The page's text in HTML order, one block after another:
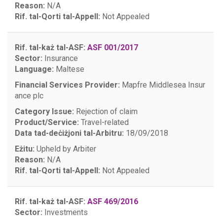
Reason: N/A
Rif. tal-Qorti tal-Appell: Not Appealed
Rif. tal-każ tal-ASF: ASF 001/2017
Sector: Insurance
Language: Maltese
Financial Services Provider: Mapfre Middlesea Insur
ance plc
Category Issue: Rejection of claim
Product/Service: Travel-related
Data tad-deċiżjoni tal-Arbitru: 18/09/2018
Eżitu: Upheld by Arbiter
Reason: N/A
Rif. tal-Qorti tal-Appell: Not Appealed
Rif. tal-każ tal-ASF: ASF 469/2016
Sector: Investments